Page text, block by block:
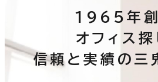
1965年創
オフィス探
信頼と実績の三